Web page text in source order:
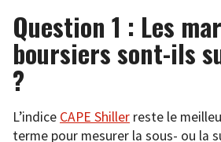
Question 1 : Les
boursiers sont-ils
?
L’indice CAPE Shiller reste le
terme pour mesurer la sous- ou la